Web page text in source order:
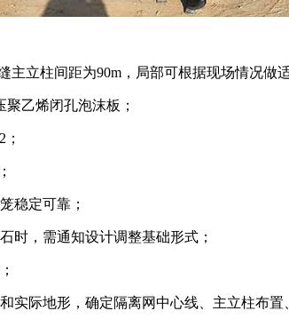
主立柱间距为90m，局部可根据现场情况做
乙烯闭孔泡沫板；
稳定可靠；
时，需通知设计调整基础形式；
际地形，确定隔离网中心线、主立柱布